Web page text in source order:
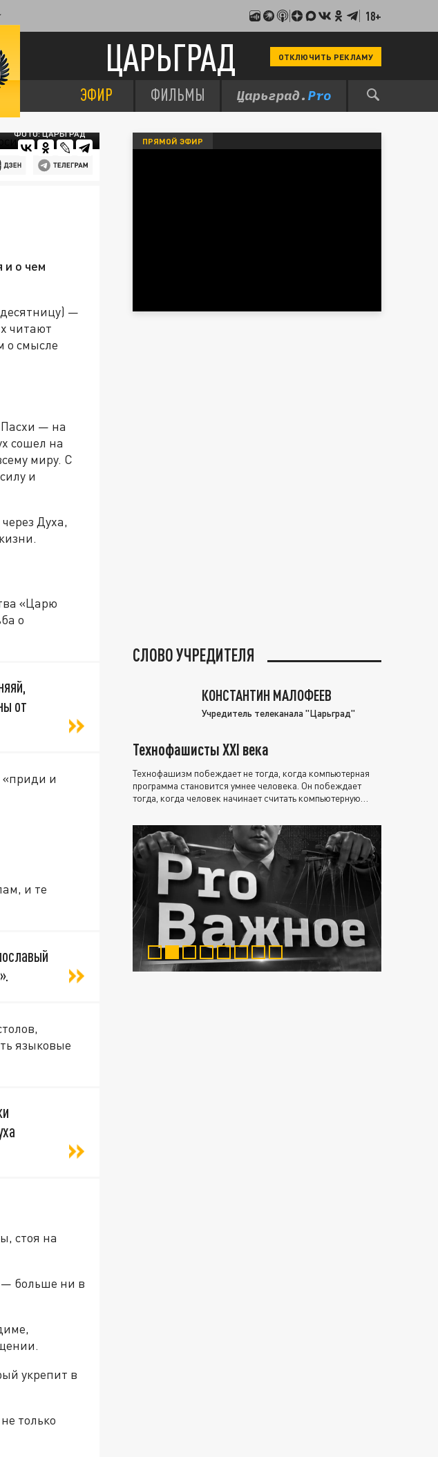
18+
ЦАРЬГРАД ОТКЛЮЧИТЬ РЕКЛАМУ
ЭФИР ФИЛЬМЫ
ФОТО: ЦАРЬГРАД
и о чем
—
читают
о смысле
Пасхи — на
сошел на
миру. С
и
Духа,
«Царю
о
от
«приди и
и те
языковые
стоя на
больше ни в
укрепит в
только
ПРЯМОЙ ЭФИР
СЛОВО УЧРЕДИТЕЛЯ
КОНСТАНТИН МАЛОФЕЕВ
Учредитель телеканала "Царьград"
Технофашисты XXI века
Технофашизм побеждает не тогда, когда компьютерная
программа становится умнее человека. Он побеждает
тогда, когда человек начинает считать компьютерную